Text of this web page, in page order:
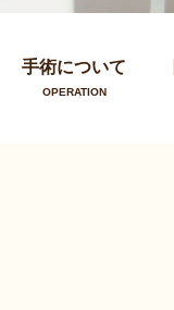
手術について
OPERATION